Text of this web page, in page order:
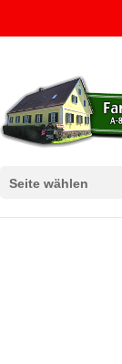
Seite wählen